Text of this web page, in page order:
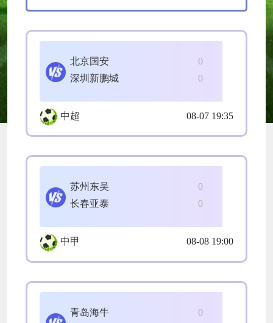
0
北京国安
0
深圳新鹏城
中超 08-07 19:35
0
苏州东吴
0
长春亚泰
中甲 08-08 19:00
0
青岛海牛